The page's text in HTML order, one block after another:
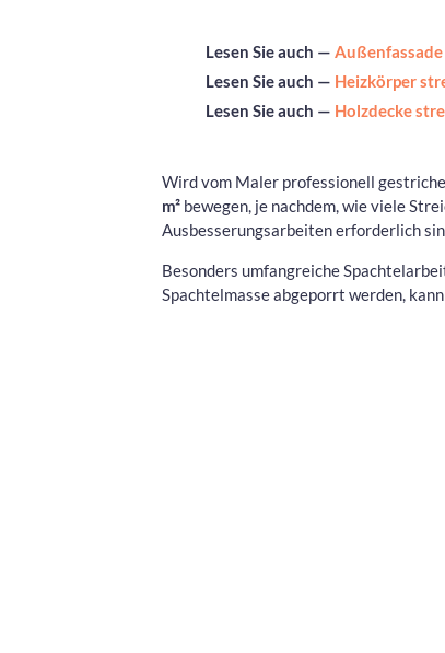
Lesen Sie auch —
Lesen Sie auch — Heizkörper
Lesen Sie auch — Holzdecke
Wird vom Maler professionell
m² bewegen, je nachdem, wie viele
Ausbesserungsarbeiten erforderlich
Besonders umfangreiche
Spachtelmasse abgeporrt werden,